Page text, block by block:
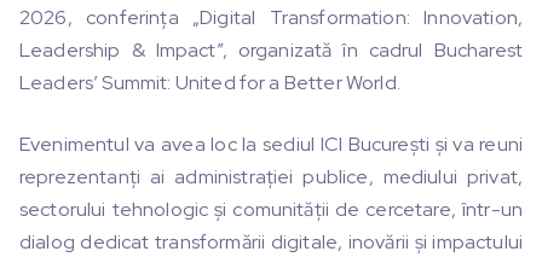
2026, conferința „Digital Transformation: Innovation,
Leadership & Impact”, organizată în cadrul Bucharest
Leaders’ Summit: United for a Better World.
Evenimentul va avea loc la sediul ICI București și va reuni
reprezentanți ai administrației publice, mediului privat,
sectorului tehnologic și comunității de cercetare, într-un
dialog dedicat transformării digitale, inovării și impactului